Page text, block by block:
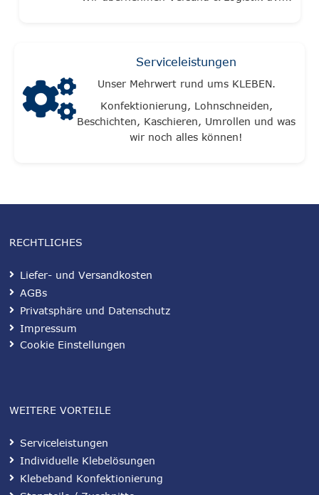
Serviceleistungen
Unser Mehrwert rund ums KLEBEN.
Konfektionierung, Lohnschneiden,
Beschichten, Kaschieren, Umrollen und was
wir noch alles können!
RECHTLICHES
Liefer- und Versandkosten
AGBs
Privatsphäre und Datenschutz
Impressum
Cookie Einstellungen
WEITERE VORTEILE
Serviceleistungen
Individuelle Klebelösungen
Klebeband Konfektionierung